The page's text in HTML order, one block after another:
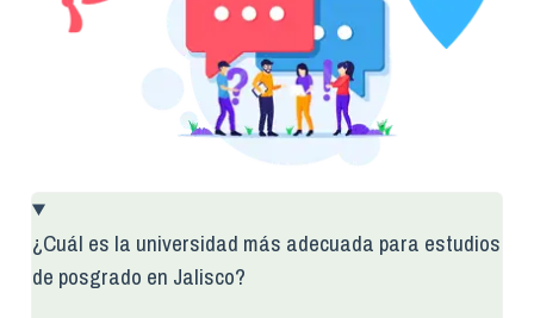
¿Cuál es la universidad más adecuada para estudios
de posgrado en Jalisco?